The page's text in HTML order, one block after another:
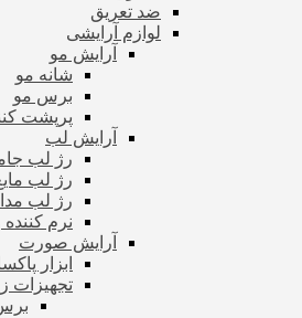
ضد تعریق
لوازم آرایشی
آرایش مو
شانه مو
برس مو
پرپشت
آرایش لب
رژ لب
رژ لب
رژ لب
نرم
آرایش صورت
ابزار
تجهیزات